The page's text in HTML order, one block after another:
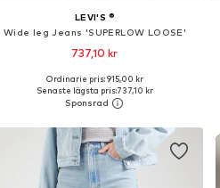
LEVI'S ®
Wide leg Jeans 'SUPERLOW LOOSE'
737,10 kr
Tillgänglig i många storlekar
Lägg till i varukorgen
Ordinarie pris: 915,00 kr
Senaste lägsta pris:737,10 kr